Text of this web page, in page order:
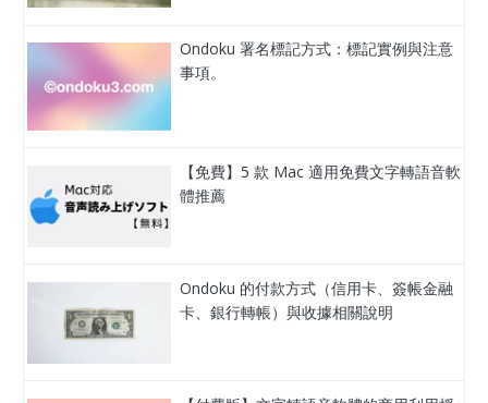
Ondoku 署名標記方式：標記實例與注意
事項。
【免費】5 款 Mac 適用免費文字轉語音軟
體推薦
Ondoku 的付款方式（信用卡、簽帳金融
卡、銀行轉帳）與收據相關說明